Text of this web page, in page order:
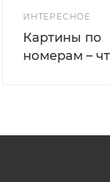
ИНТЕРЕСНОЕ
Картины по
номерам –